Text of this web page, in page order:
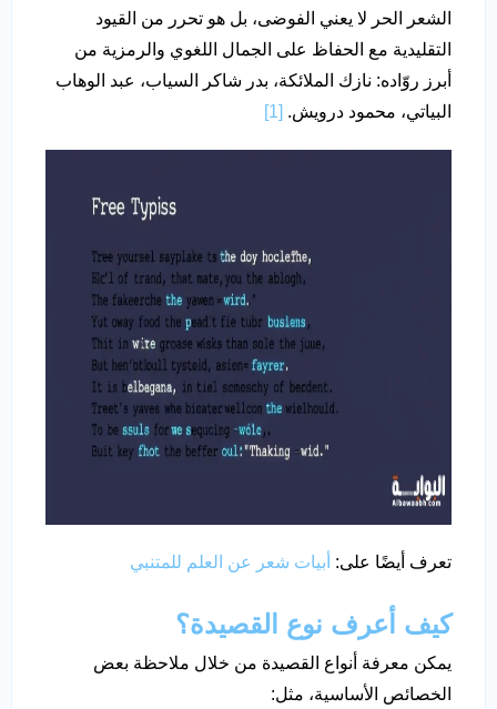
الشعر الحر لا يعني الفوضى، بل هو تحرر من القيود
التقليدية مع الحفاظ على الجمال اللغوي والرمزية من
أبرز روّاده: نازك الملائكة، بدر شاكر السياب، عبد الوهاب
البياتي، محمود درويش. [1]
تعرف أيضًا على: أبيات شعر عن العلم للمتنبي
كيف أعرف نوع القصيدة؟
يمكن معرفة أنواع القصيدة من خلال ملاحظة بعض
الخصائص الأساسية، مثل: